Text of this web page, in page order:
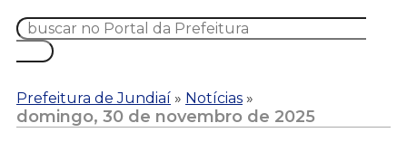
Prefeitura de Jundiaí » Notícias »
domingo, 30 de novembro de 2025